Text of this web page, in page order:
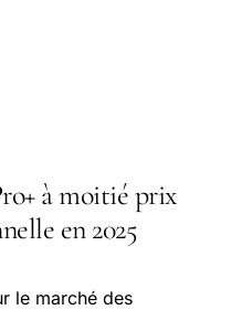
à moitié prix
en 2025
le marché des